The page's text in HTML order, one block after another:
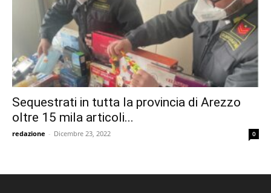
Sequestrati in tutta la provincia di Arezzo
oltre 15 mila articoli...
redazione - Dicembre 23, 2022 0